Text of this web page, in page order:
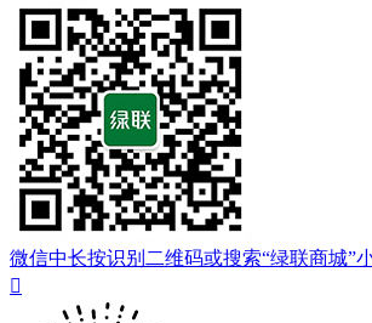
微信中长按识别二维码或搜索“绿联商城”
